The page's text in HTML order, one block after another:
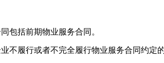
括前期物业服务合同。
行或者不完全履行物业服务合同约定的